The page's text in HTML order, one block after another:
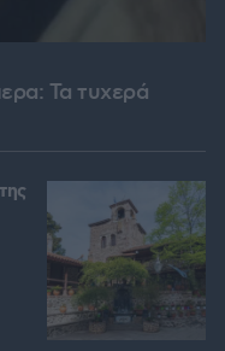
Τα τυχερά